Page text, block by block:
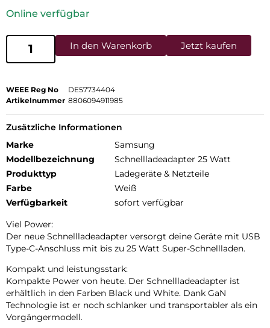
Online verfügbar
In den Warenkorb Jetzt kaufen
WEEE Reg No
DE57734404
Artikelnummer 8806094911985
Zusätzliche Informationen
Marke
Samsung
Modellbezeichnung
Schnellladeadapter 25 Watt
Produkttyp
Ladegeräte & Netzteile
Farbe
Weiß
Verfügbarkeit
sofort verfügbar
Viel Power:
Der neue Schnellladeadapter versorgt deine Geräte mit USB
Type-C-Anschluss mit bis zu 25 Watt Super-Schnellladen.
Kompakt und leistungsstark:
Kompakte Power von heute. Der Schnellladeadapter ist
erhältlich in den Farben Black und White. Dank GaN
Technologie ist er noch schlanker und transportabler als ein
Vorgängermodell.